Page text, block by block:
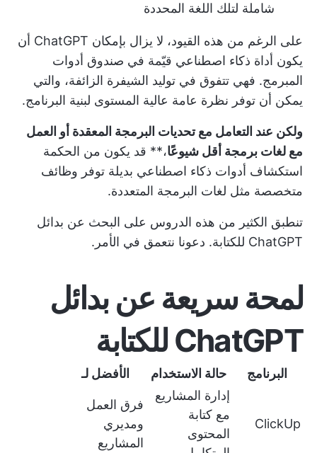
شاملة لتلك اللغة المحددة
على الرغم من هذه القيود، لا يزال بإمكان ChatGPT أن
يكون أداة ذكاء اصطناعي قيّمة في صندوق أدوات
المبرمج. فهي تتفوق في توليد الشيفرة الزائفة، والتي
يمكن أن توفر نظرة عامة عالية المستوى لبنية البرنامج.
ولكن عند التعامل مع تحديات البرمجة المعقدة أو العمل
مع لغات برمجة أقل شيوعًا،** قد يكون من الحكمة
استكشاف أدوات ذكاء اصطناعي بديلة توفر وظائف
متخصصة مثل لغات البرمجة المتعددة.
تنطبق الكثير من هذه الدروس على البحث عن بدائل
ChatGPT للكتابة. دعونا نتعمق في الأمر.
لمحة سريعة عن بدائل
ChatGPT للكتابة
البرنامج حالة الاستخدام الأفضل لـ
ClickUp
إدارة المشاريع
مع كتابة
المحتوى
فرق العمل
ومديري
المشاريع